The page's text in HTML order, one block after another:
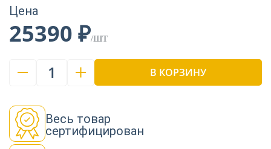
Продукция из
дерева
Строительство
Цена
25390 ₽/ШТ
1 В КОРЗИНУ
Весь товар
сертифицирован